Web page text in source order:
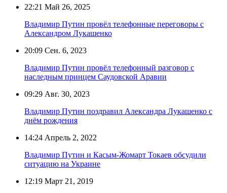
22:21 Май 26, 2025
Владимир Путин провёл телефонные переговоры с
Александром Лукашенко
20:09 Сен. 6, 2023
Владимир Путин провёл телефонный разговор с
наследным принцем Саудовской Аравии
09:29 Авг. 30, 2023
Владимир Путин поздравил Александра Лукашенко с
днём рождения
14:24 Апрель 2, 2022
Владимир Путин и Касым-Жомарт Токаев обсудили
ситуацию на Украине
12:19 Март 21, 2019